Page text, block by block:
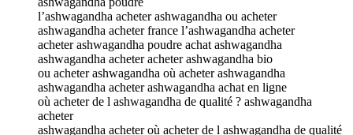
l’ashwagandha acheter ashwagandha ou acheter
ashwagandha acheter france l’ashwagandha acheter
acheter ashwagandha poudre achat ashwagandha
ashwagandha acheter acheter ashwagandha bio
ou acheter ashwagandha où acheter ashwagandha
ashwagandha acheter ashwagandha achat en ligne
où acheter de l ashwagandha de qualité ? ashwagandha
acheter
ashwagandha acheter où acheter de l ashwagandha de qualité